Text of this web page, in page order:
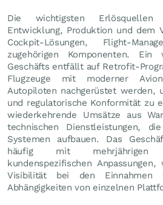
Die wichtigsten
Entwicklung, Produktion und dem
Cockpit-Lösungen, Flight-
zugehörigen Komponenten.
Geschäfts entfällt auf Retrofit-
Flugzeuge mit moderner
Autopiloten nachgerüstet werden,
und regulatorische Konformität zu
wiederkehrende Umsätze aus
technischen Dienstleistungen,
Systemen aufbauen. Das
häufig mit mehrjährigen
kundenspezifischen
Visibilität bei den
Abhängigkeiten von einzelnen